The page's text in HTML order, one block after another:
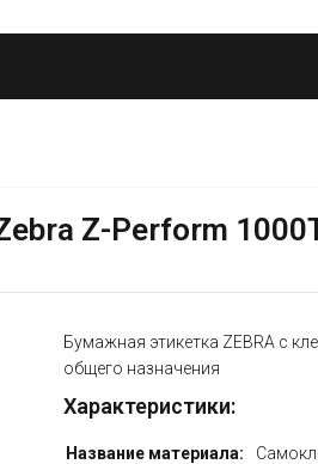
Z-Perform
Бумажная этикетка ZEBRA с
общего назначения
Характеристики:
Название материала: